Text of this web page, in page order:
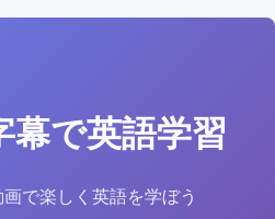
幕で英語学習
で楽しく英語を学ぼう